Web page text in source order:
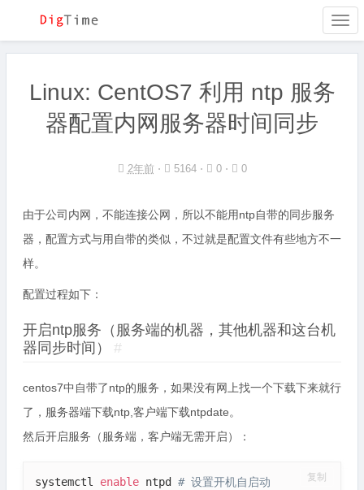
Linux: CentOS7 利用 ntp 服务
器配置内网服务器时间同步
2年前 ⋅ 5164 ⋅ 0 ⋅ 0
由于公司内网，不能连接公网，所以不能用ntp自带的同步服务
器，配置方式与用自带的类似，不过就是配置文件有些地方不一
样。
配置过程如下：
开启ntp服务（服务端的机器，其他机器和这台机
器同步时间）
#
centos7中自带了ntp的服务，如果没有网上找一个下载下来就行
了，服务器端下载ntp,客户端下载ntpdate。
然后开启服务（服务端，客户端无需开启）：
systemctl enable ntpd # 设置开机自启动
复制